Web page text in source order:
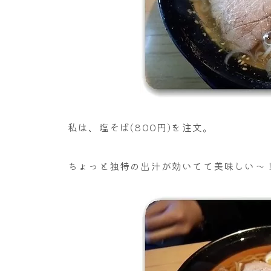
私は、塩そば(800円)を注文。
ちょっと独特の出汁が効いてて美味しい～